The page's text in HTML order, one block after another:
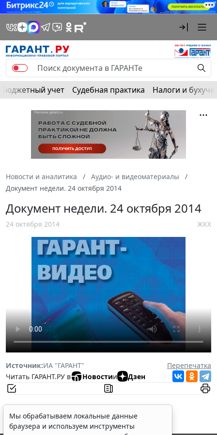
Бюджетный учет Судебная практика Налоги и
Новости и аналитика
Аудио- и видеоматериалы
Документ недели. 24 октября 2014
Документ недели. 24 октября 2014
24 октября 2014 ЖКХ
Источник:ИА "ГАРАНТ"
Перепечатка
Читать ГАРАНТ.РУ в
Новостии Дзен
Мы обрабатываем локальные данные
браузера и используем инструменты